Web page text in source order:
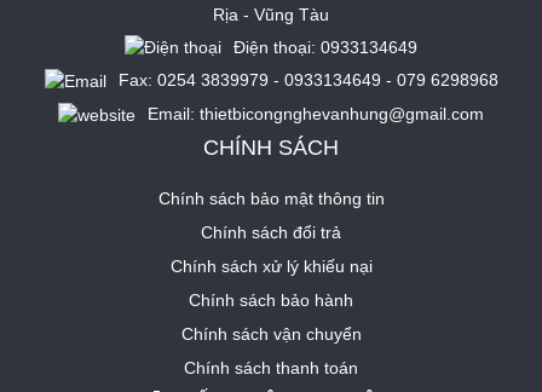
Rịa - Vũng Tàu
Điện thoại: 0933134649
Fax: 0254 3839979 - 0933134649 - 079 6298968
Email: thietbicongnghevanhung@gmail.com
CHÍNH SÁCH
Chính sách bảo mật thông tin
Chính sách đổi trả
Chính sách xử lý khiếu nại
Chính sách bảo hành
Chính sách vận chuyển
Chính sách thanh toán